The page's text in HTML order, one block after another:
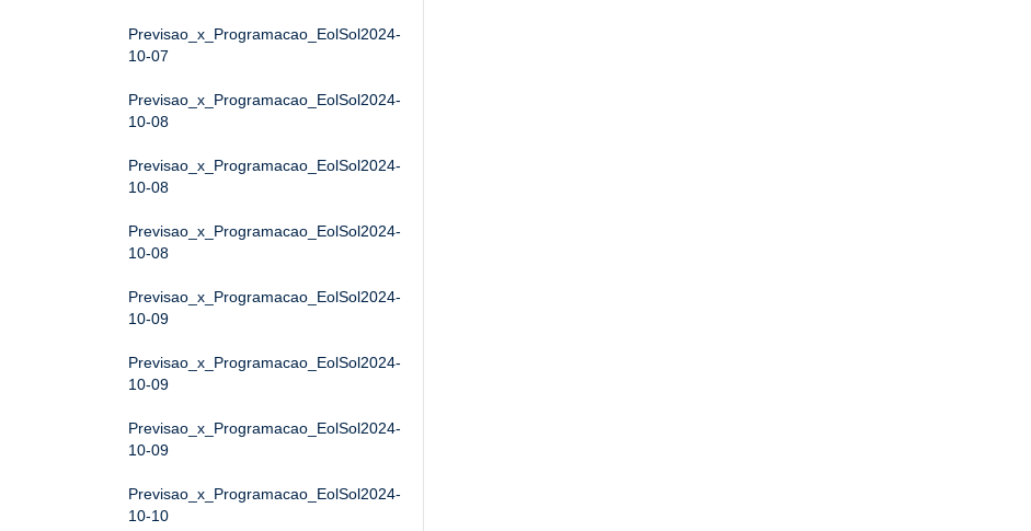
Previsao_x_Programacao_EolSol2024-
10-07
Previsao_x_Programacao_EolSol2024-
10-08
Previsao_x_Programacao_EolSol2024-
10-08
Previsao_x_Programacao_EolSol2024-
10-08
Previsao_x_Programacao_EolSol2024-
10-09
Previsao_x_Programacao_EolSol2024-
10-09
Previsao_x_Programacao_EolSol2024-
10-09
Previsao_x_Programacao_EolSol2024-
10-10